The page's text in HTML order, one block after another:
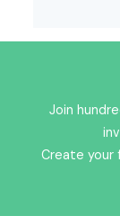
Join
Create your